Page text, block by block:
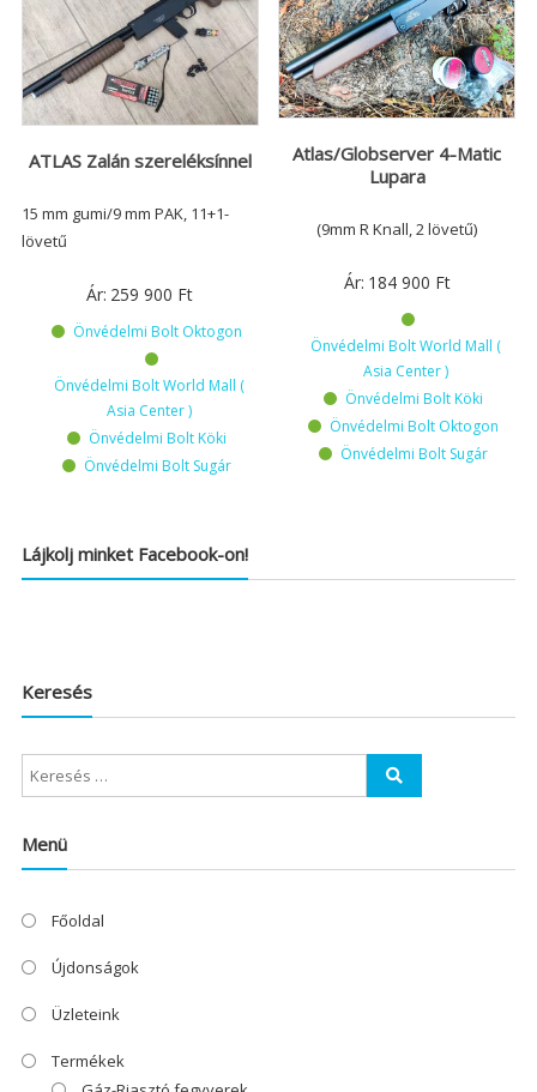
ATLAS Zalán szereléksínnel
15 mm gumi/9 mm PAK, 11+1-
lövetű
Ár: 259 900 Ft
Önvédelmi Bolt Oktogon
Önvédelmi Bolt World Mall (
Asia Center )
Önvédelmi Bolt Köki
Önvédelmi Bolt Sugár
Atlas/Globserver 4-Matic
Lupara
(9mm R Knall, 2 lövetű)
Ár: 184 900 Ft
Önvédelmi Bolt World Mall (
Asia Center )
Önvédelmi Bolt Köki
Önvédelmi Bolt Oktogon
Önvédelmi Bolt Sugár
Lájkolj minket Facebook-on!
Keresés
Menü
Főoldal
Újdonságok
Üzleteink
Termékek